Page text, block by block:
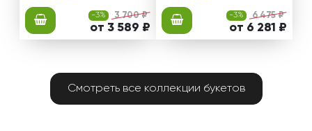
-3% 3 700 ₽
от 3 589 ₽
-3% 6 475 ₽
от 6 281 ₽
Смотреть все коллекции букетов